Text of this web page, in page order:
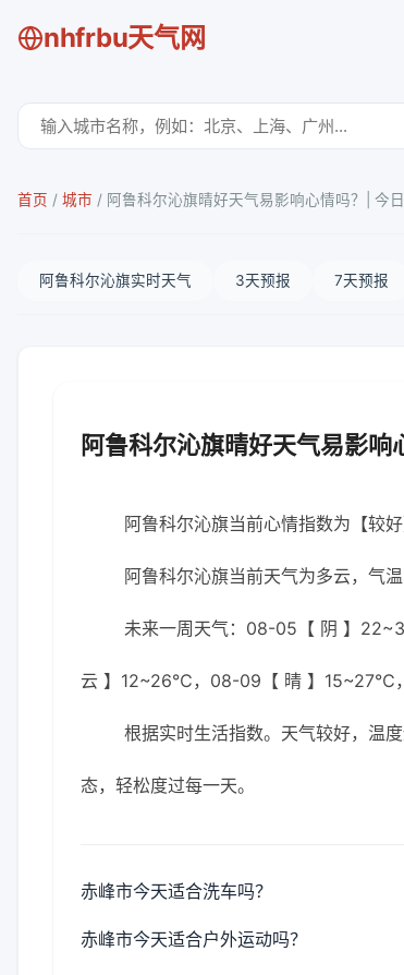
nhfrbu天气网
首页 / 城市 / 阿鲁科尔沁旗晴好天气易影响心情吗？| 今
阿鲁科尔沁旗实时天气 3天预报 7天预报
阿鲁科尔沁旗晴好天气易影
阿鲁科尔沁旗当前心情指数为【较好
阿鲁科尔沁旗当前天气为多云，气
未来一周天气：08-05【 阴 】
云 】12~26℃，08-09【 晴 】15~27℃
根据实时生活指数。天气较好，温
态，轻松度过每一天。
赤峰市今天适合洗车吗？
赤峰市今天适合户外运动吗？